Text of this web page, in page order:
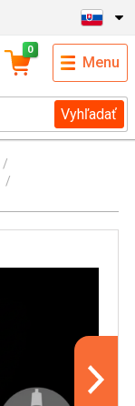
Vyhľadať
0
Menu